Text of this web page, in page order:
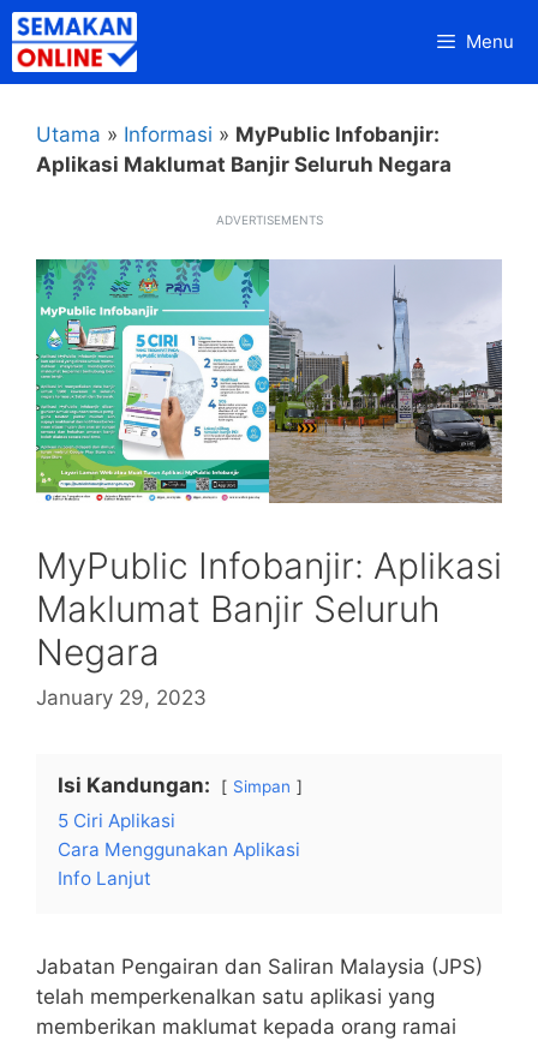
Skip
to
content
Menu
Utama » Informasi » MyPublic Infobanjir:
Aplikasi Maklumat Banjir Seluruh Negara
ADVERTISEMENTS
MyPublic Infobanjir: Aplikasi
Maklumat Banjir Seluruh
Negara
January 29, 2023
Isi Kandungan: Simpan
5 Ciri Aplikasi
Cara Menggunakan Aplikasi
Info Lanjut
Jabatan Pengairan dan Saliran Malaysia (JPS)
telah memperkenalkan satu aplikasi yang
memberikan maklumat kepada orang ramai